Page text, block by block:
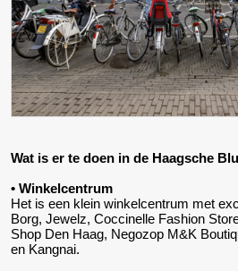
Wat is er te doen in de Haagsche
• Winkelcentrum
Het is een klein winkelcentrum met
Borg, Jewelz, Coccinelle Fashion
Shop Den Haag, Negozop M&K
en Kangnai.